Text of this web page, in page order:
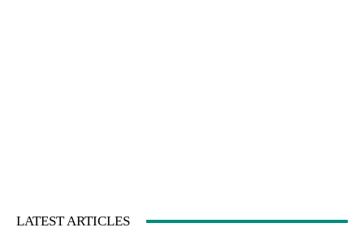
LATEST ARTICLES